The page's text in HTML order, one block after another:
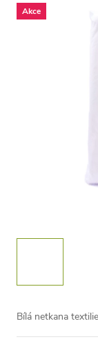
Akce
Bílá netkana